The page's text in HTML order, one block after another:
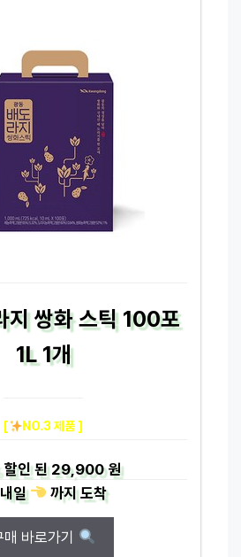
지 쌍화 스틱 100포
1L 1개
[ NO.3 제품 ]
할인 된29,900 원
내일
까지도착
매 바로가기